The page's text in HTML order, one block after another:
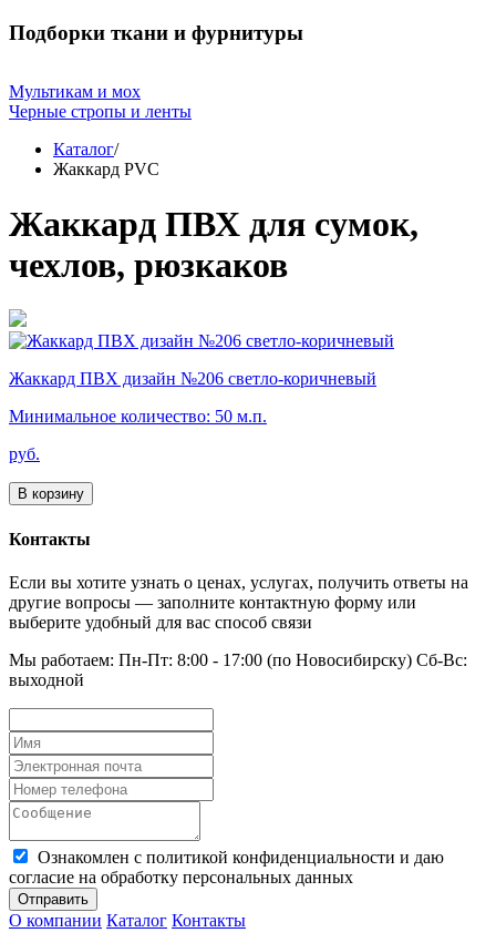
Подборки ткани и фурнитуры
Мультикам и мох
Черные стропы и ленты
Каталог/
Жаккард PVC
Жаккард ПВХ для сумок,
чехлов, рюзкаков
Жаккард ПВХ дизайн №206 светло-коричневый
Минимальное количество: 50 м.п.
руб.
В корзину
Контакты
Если вы хотите узнать о ценах, услугах, получить ответы на
другие вопросы — заполните контактную форму или
выберите удобный для вас способ связи
Мы работаем: Пн-Пт: 8:00 - 17:00 (по Новосибирску) Сб-Вс:
выходной
Ознакомлен с политикой конфиденциальности и даю
согласие на обработку персональных данных
Отправить
О компании Каталог Контакты